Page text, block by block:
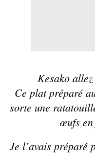
Kesako
Ce plat préparé
sorte une
œufs
Je l’avais préparé